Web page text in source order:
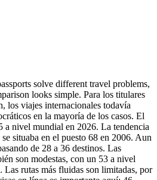
solve different travel problems,
looks simple. Para los titulares
los viajes internacionales todavía
en la mayoría de los casos. El
a nivel mundial en 2026. La tendencia
situaba en el puesto 68 en 2006. Aun
de 28 a 36 destinos. Las
son modestas, con un 53 a nivel
rutas más fluidas son limitadas, por